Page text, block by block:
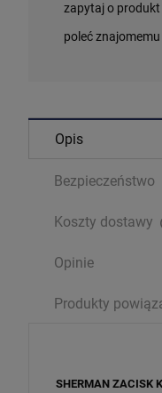
zapytaj o produkt
poleć znajomemu
Opis
Bezpieczeństwo
Koszty dostawy
Opinie
Produkty
SHERMAN ZACISK